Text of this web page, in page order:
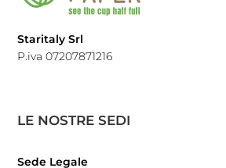
Staritaly Srl
P.iva 07207871216
LE NOSTRE SEDI
Sede Legale